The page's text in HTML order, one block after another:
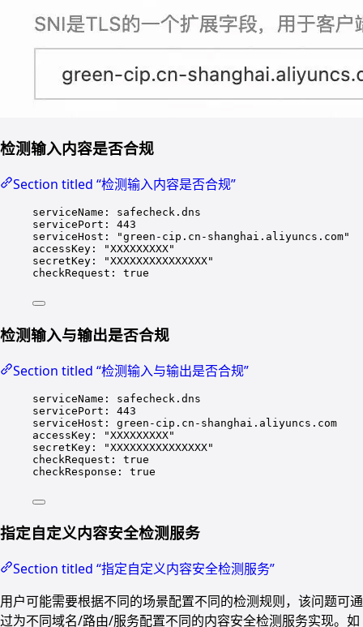
检测输入内容是否合规
Section titled “检测输入内容是否合规”
serviceName : safecheck.dns
servicePort : 443
serviceHost : "green-cip.cn-shanghai.aliyuncs.com"
accessKey : "XXXXXXXXX"
secretKey : "XXXXXXXXXXXXXXX"
checkRequest : true
检测输入与输出是否合规
Section titled “检测输入与输出是否合规”
serviceName : safecheck.dns
servicePort : 443
serviceHost : green-cip.cn-shanghai.aliyuncs.com
accessKey : "XXXXXXXXX"
secretKey : "XXXXXXXXXXXXXXX"
checkRequest : true
checkResponse : true
指定自定义内容安全检测服务
Section titled “指定自定义内容安全检测服务”
用户可能需要根据不同的场景配置不同的检测规则，该问题可通
过为不同域名/路由/服务配置不同的内容安全检测服务实现。如